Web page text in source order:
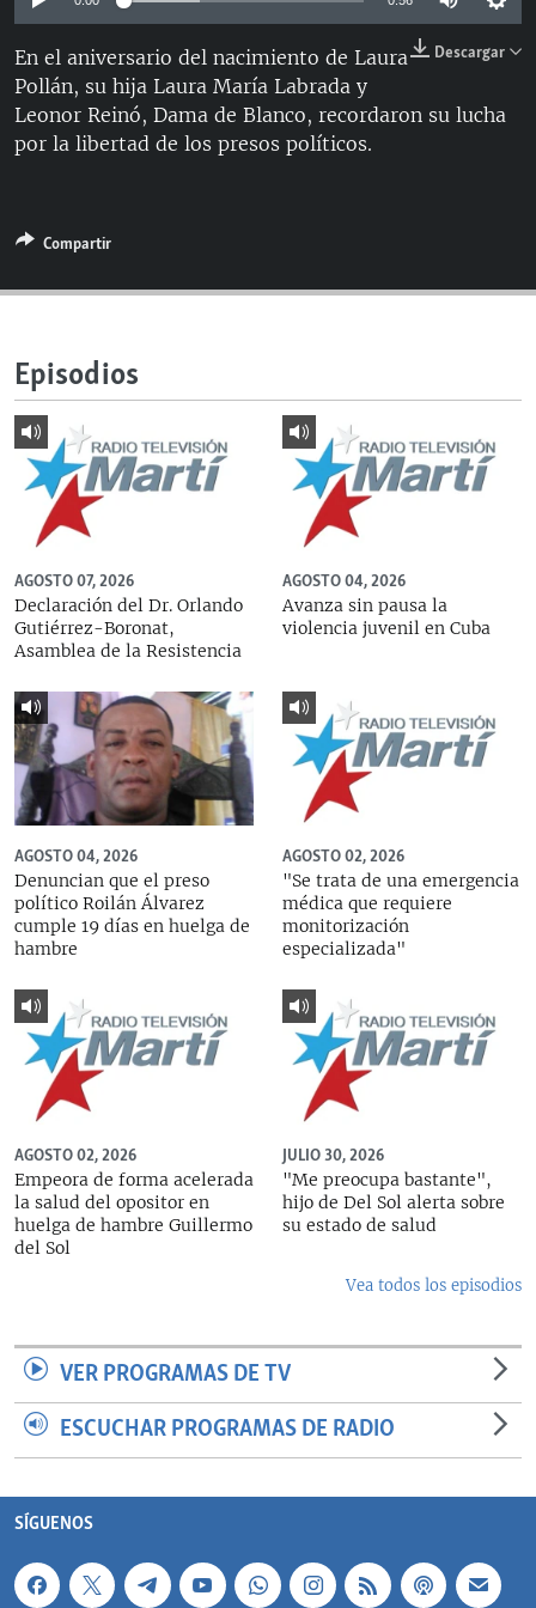
RADIO MARTÍ
ESPECIALES
ESPECIALES
LA REALIDAD DE LA VIVIENDA EN CUBA
KENTU-CUBANO
LA INVASIÓN DE RUSIA A UCRANIA
MULTIMEDIA
EDITORIALES
Descargar
En el aniversario del nacimiento de Laura
Pollán, su hija Laura María Labrada y
Leonor Reinó, Dama de Blanco, recordaron su lucha
por la libertad de los presos políticos.
Compartir
Episodios
AGOSTO 07, 2026
Declaración del Dr. Orlando
Gutiérrez-Boronat,
Asamblea de la Resistencia
AGOSTO 04, 2026
Avanza sin pausa la
violencia juvenil en Cuba
AGOSTO 04, 2026
Denuncian que el preso
político Roilán Álvarez
cumple 19 días en huelga de
hambre
AGOSTO 02, 2026
"Se trata de una emergencia
médica que requiere
monitorización
especializada"
AGOSTO 02, 2026
Empeora de forma acelerada
la salud del opositor en
huelga de hambre Guillermo
del Sol
JULIO 30, 2026
"Me preocupa bastante",
hijo de Del Sol alerta sobre
su estado de salud
Vea todos los episodios
VER PROGRAMAS DE TV
ESCUCHAR PROGRAMAS DE RADIO
SÍGUENOS